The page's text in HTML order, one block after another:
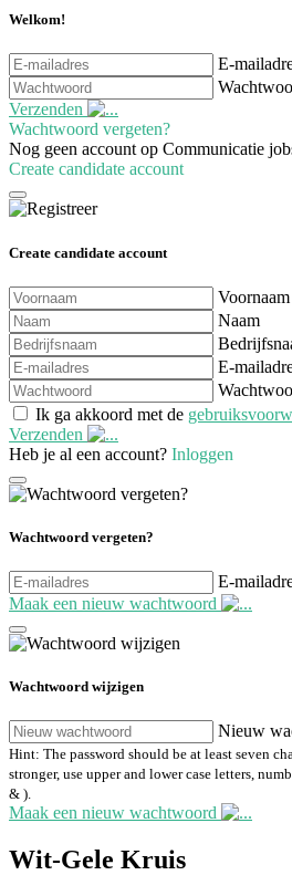
Welkom!
E-
Verzenden
Wachtwoord vergeten?
Nog geen account op Communicatie
Create candidate account
Create candidate account
Voornaam
Naam
E-
Ik ga akkoord met de
Verzenden
Heb je al een account? Inloggen
Wachtwoord vergeten?
E-
Maak een nieuw wachtwoord
Wachtwoord wijzigen
Nieuw
Hint: The password should be at least seven
stronger, use upper and lower case letters,
& ).
Maak een nieuw wachtwoord
Wit-Gele Kruis